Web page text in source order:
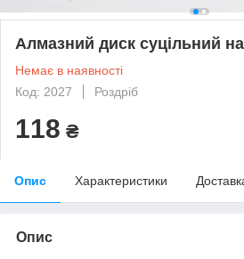
Алмазний диск суцільний
Немає в наявності
Код: 2027
Роздріб
118 ₴
Опис Характеристики
Опис